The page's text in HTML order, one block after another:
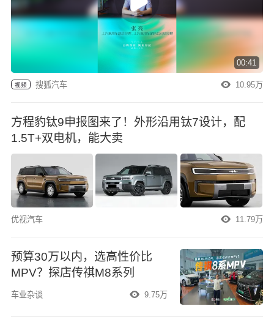
00:41
视频 搜狐汽车 10.95万
方程豹钛9申报图来了！外形沿用钛7设计，配
1.5T+双电机，能大卖
优视汽车 11.79万
预算30万以内，选高性价比
MPV？探店传祺M8系列
车业杂谈 9.75万